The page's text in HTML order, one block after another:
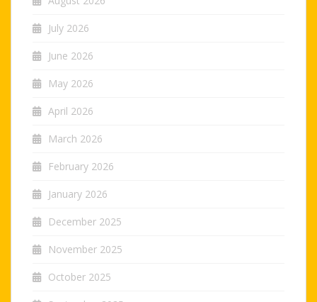
July 2026
June 2026
May 2026
April 2026
March 2026
February 2026
January 2026
December 2025
November 2025
October 2025